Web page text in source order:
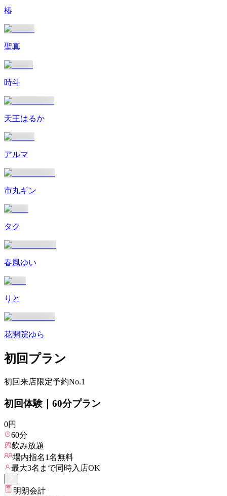
椿
聖真
時斗
天王はるか
アルマ
市丸ギン
タク
春風ゆい
りと
花開院ゆら
初回プラン
初回来店限定予約No.1
初回体験｜60分プラン
0円
60分
飲み放題
場内指名1名無料
最大3名まで同時入店OK
明朗会計